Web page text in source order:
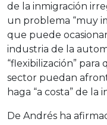
de la inmigración
un problema “muy
que puede
industria de la
“flexibilización” para
sector puedan
haga “a costa” de la
De Andrés ha